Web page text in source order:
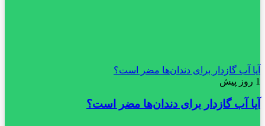
آیا آب گازدار برای دندان‌ها مضر است؟
1 روز پیش
آیا آب گازدار برای دندان‌ها مضر است؟